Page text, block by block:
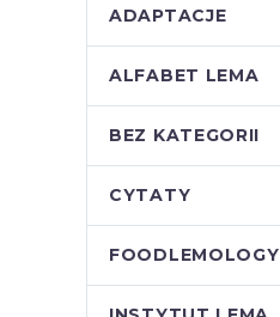
ADAPTACJE
ALFABET LEMA
BEZ KATEGORII
CYTATY
FOODLEMOLOGY